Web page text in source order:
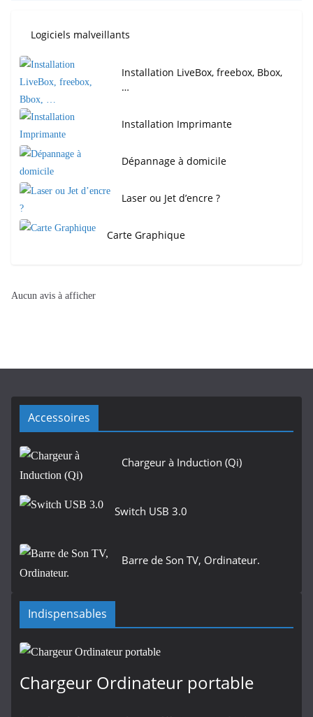
Logiciels malveillants
Installation LiveBox, freebox, Bbox,
…
Installation Imprimante
Dépannage à domicile
Laser ou Jet d’encre ?
Carte Graphique
Aucun avis à afficher
Accessoires
Chargeur à Induction (Qi)
Switch USB 3.0
Barre de Son TV, Ordinateur.
Indispensables
Chargeur Ordinateur portable